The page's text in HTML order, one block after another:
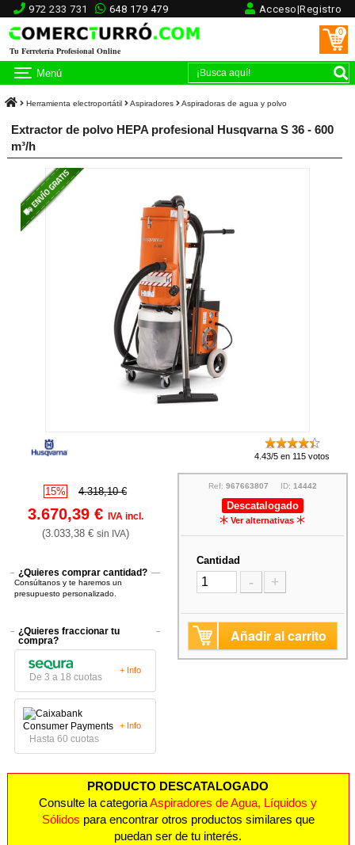
972 233 731 648 179 479 Acceso|Registro
Tu Ferretería Profesional Online
0
Menú
Herramienta electroportátil Aspiradores Aspiradoras de agua y polvo
Extractor de polvo HEPA profesional Husqvarna S 36 - 600
m³/h
4.43/5 en 115 votos
15% 4.318,10 €
3.670,39 € IVA incl.
(3.033,38 € sin IVA)
¿Quieres comprar cantidad?
Consúltanos y te haremos un
presupuesto personalizado.
¿Quieres fraccionar tu
compra?
De 3 a 18 cuotas
+ Info
Hasta 60 cuotas
+ Info
Ref: 967663807 ID: 14442
Descatalogado
Ver alternativas
Cantidad
- +
Añadir al carrito
PRODUCTO DESCATALOGADO
Consulte la categoriaAspiradores de Agua, Líquidos y
Sólidos para encontrar otros productos similares que
puedan ser de tu interés.